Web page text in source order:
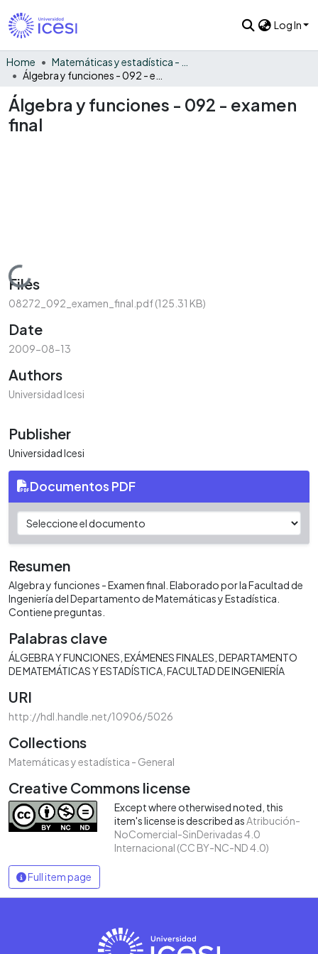
Log In
Home
Álgebra y funciones - 092 - examen
final
Loading...
Files
08272_092_examen_final.pdf(125.31 KB)
Date
2009-08-13
Authors
Universidad Icesi
Publisher
Universidad Icesi
Documentos PDF
Resumen
Algebra y funciones - Examen final. Elaborado por la Facultad de
Ingeniería del Departamento de Matemáticas y Estadística.
Contiene preguntas.
Palabras clave
ÁLGEBRA Y FUNCIONES EXÁMENES FINALES DEPARTAMENTO
DE MATEMÁTICAS Y ESTADÍSTICA FACULTAD DE INGENIERÍA
URI
http://hdl.handle.net/10906/5026
Collections
Matemáticas y estadística - General
Creative Commons license
Except where otherwised noted, this
item's license is described asAtribución-
NoComercial-SinDerivadas 4.0
Internacional (CC BY-NC-ND 4.0)
Full item page